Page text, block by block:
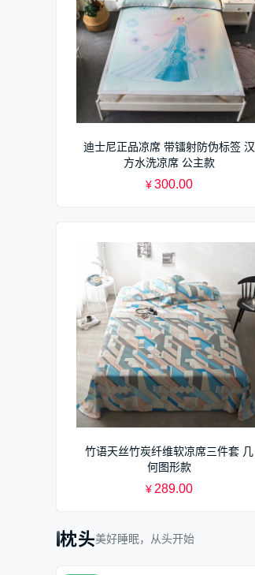
迪士尼正品凉席 带镭射防伪标签 汉
方水洗凉席 公主款
¥ 300.00
竹语天丝竹炭纤维软凉席三件套 几
何图形款
¥ 289.00
枕头美好睡眠，从头开始